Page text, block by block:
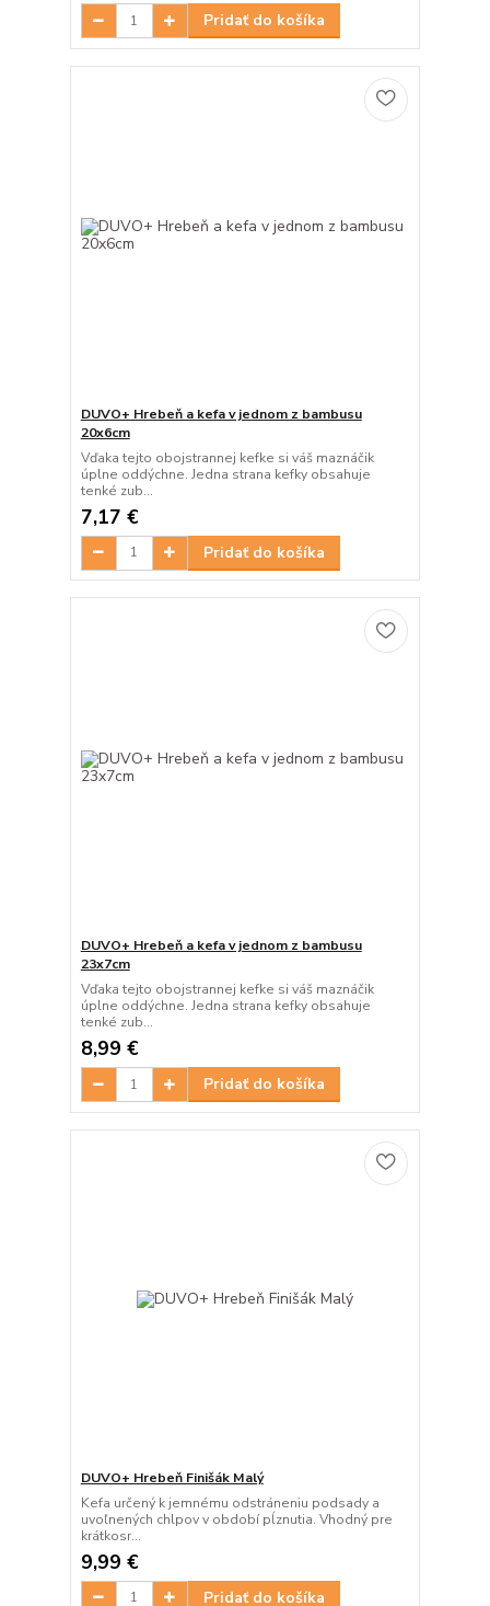
Pridať do košíka
DUVO+ Hrebeň a kefa v jednom z bambusu
20x6cm
Vďaka tejto obojstrannej kefke si váš maznáčik
úplne oddýchne. Jedna strana kefky obsahuje
tenké zub...
7,17 €
Pridať do košíka
DUVO+ Hrebeň a kefa v jednom z bambusu
23x7cm
Vďaka tejto obojstrannej kefke si váš maznáčik
úplne oddýchne. Jedna strana kefky obsahuje
tenké zub...
8,99 €
Pridať do košíka
DUVO+ Hrebeň Finišák Malý
Kefa určený k jemnému odstráneniu podsady a
uvoľnených chlpov v období pĺznutia. Vhodný pre
krátkosr...
9,99 €
Pridať do košíka